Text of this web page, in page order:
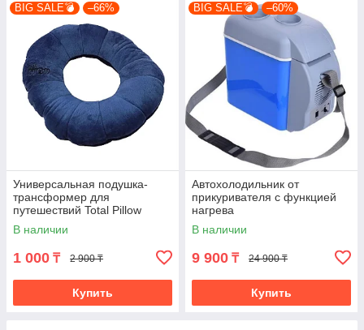
BIG SALE💣 –66%
Универсальная подушка-
трансформер для
путешествий Total Pillow
В наличии
1 000 ₸ 2 900 ₸
Купить
BIG SALE💣 –60%
Автохолодильник от
прикуривателя с функцией
нагрева
В наличии
9 900 ₸ 24 900 ₸
Купить